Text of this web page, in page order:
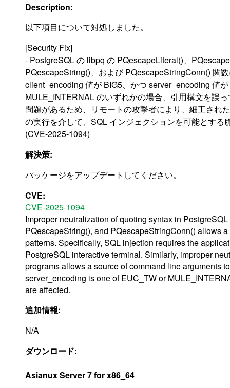
Description:
以下項目について対処しました。
[Security Fix]
- PostgreSQL の libpq の PQescapeLiteral()、
PQescapeString()、および PQescapeStringConn() 関
client_encoding 値が BIG5、かつ server_encoding 値
MULE_INTERNAL のいずれかの場合、引用構文を誤
問題があるため、リモートの攻撃者により、細工され
の実行を介して、SQL インジェクションを可能とする
(CVE-2025-1094)
解決策:
パッケージをアップデートしてください。
CVE:
CVE-2025-1094
Improper neutralization of quoting syntax in
PQescapeString(), and PQescapeStringConn() allows
patterns. Specifically, SQL injection requires the
PostgreSQL interactive terminal. Similarly, improper
programs allows a source of command line arguments
server_encoding is one of EUC_TW or
are affected.
追加情報:
N/A
ダウンロード:
Asianux Server 7 for x86_64